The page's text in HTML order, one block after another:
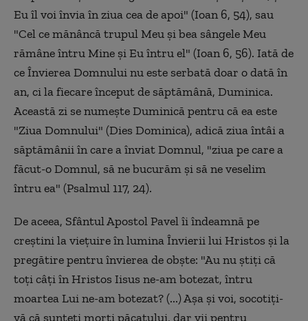
Eu îl voi învia în ziua cea de apoi" (Ioan 6, 54), sau
"Cel ce mănâncă trupul Meu şi bea sângele Meu
rămâne întru Mine şi Eu întru el" (Ioan 6, 56). Iată de
ce Învierea Domnului nu este serbată doar o dată în
an, ci la fiecare început de săptămână, Duminica.
Această zi se numeşte Duminică pentru că ea este
"Ziua Domnului" (Dies Dominica), adică ziua întâi a
săptămânii în care a înviat Domnul, "ziua pe care a
făcut-o Domnul, să ne bucurăm şi să ne veselim
întru ea" (Psalmul 117, 24).
De aceea, Sfântul Apostol Pavel îi îndeamnă pe
creştini la vieţuire în lumina Învierii lui Hristos şi la
pregătire pentru învierea de obşte: "Au nu ştiţi că
toţi câţi în Hristos Iisus ne-am botezat, întru
moartea Lui ne-am botezat? (...) Aşa şi voi, socotiţi-
vă că sunteţi morţi păcatului, dar vii pentru